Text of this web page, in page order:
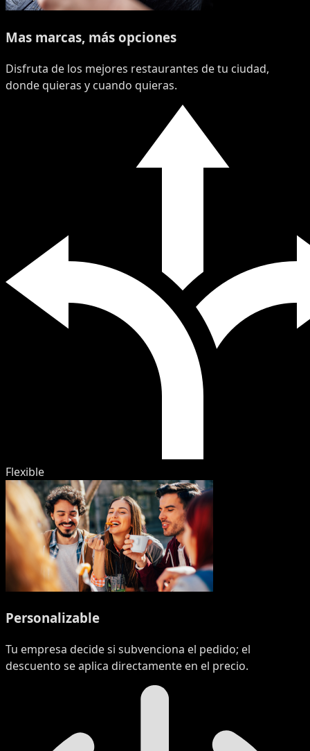
Mas marcas, más opciones
Disfruta de los mejores restaurantes de tu ciudad,
donde quieras y cuando quieras.
Flexible
Personalizable
Tu empresa decide si subvenciona el pedido; el
descuento se aplica directamente en el precio.